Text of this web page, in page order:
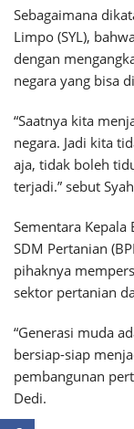
Sebagaimana
Limpo (SYL),
dengan
negara yang bisa
“Saatnya kita
negara. Jadi kita
aja, tidak boleh
terjadi.” sebut
Sementara Kepala
SDM Pertanian
pihaknya
sektor pertanian
“Generasi muda
bersiap-siap
pembangunan
Dedi.